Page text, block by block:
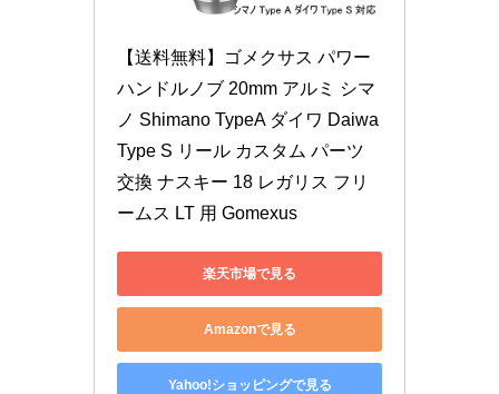
【送料無料】ゴメクサス パワー
ハンドルノブ 20mm アルミ シマ
ノ Shimano TypeA ダイワ Daiwa
Type S リール カスタム パーツ
交換 ナスキー 18 レガリス フリ
ームス LT 用 Gomexus
楽天市場で見る
Amazonで見る
Yahoo!ショッピングで見る